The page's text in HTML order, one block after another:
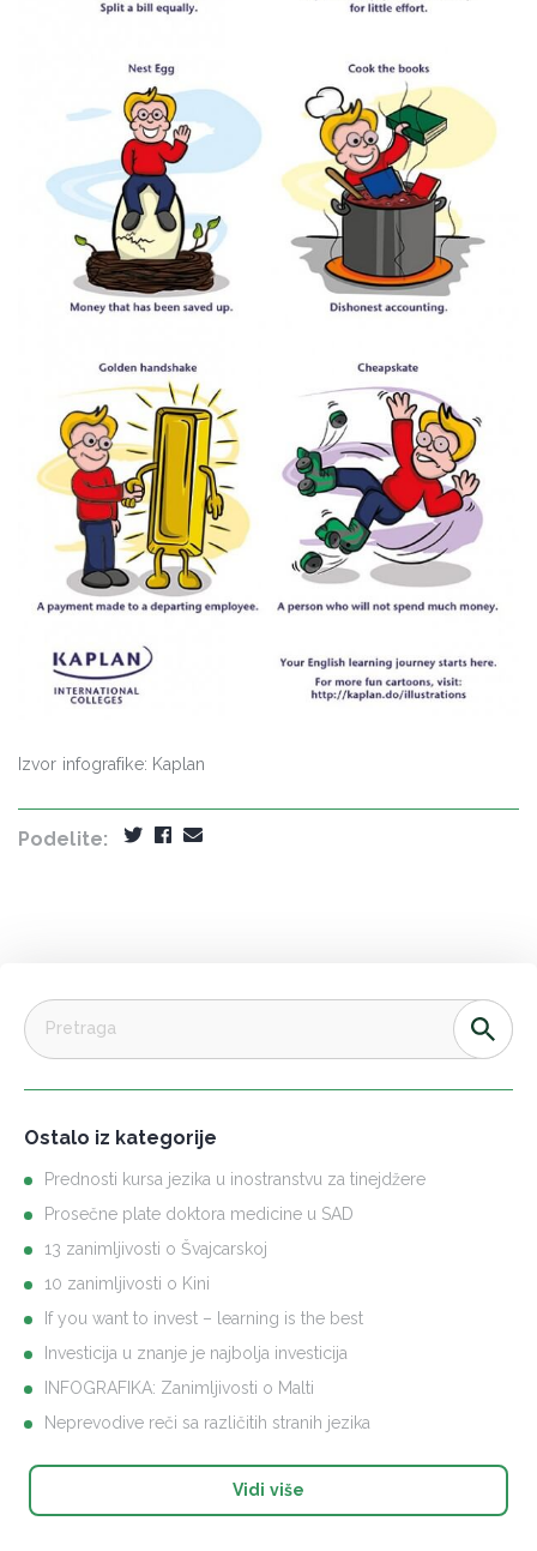
Izvor infografike: Kaplan
Podelite:
Ostalo iz kategorije
Prednosti kursa jezika u inostranstvu za tinejdžere
Prosečne plate doktora medicine u SAD
13 zanimljivosti o Švajcarskoj
10 zanimljivosti o Kini
If you want to invest – learning is the best
Investicija u znanje je najbolja investicija
INFOGRAFIKA: Zanimljivosti o Malti
Neprevodive reči sa različitih stranih jezika
Vidi više